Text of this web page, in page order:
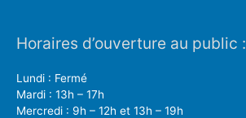
Horaires d’ouverture au public :
Lundi : Fermé
Mardi : 13h – 17h
Mercredi : 9h – 12h et 13h – 19h